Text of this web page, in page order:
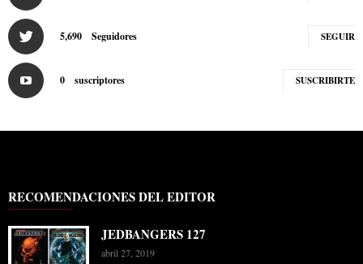
5,690 Seguidores SEGUIR
0 suscriptores SUSCRIBIRTE
RECOMENDACIONES DEL EDITOR
JEDBANGERS 127
abril 27, 2019